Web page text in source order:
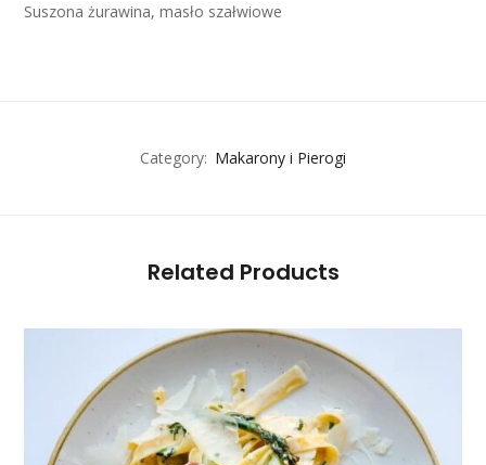
Suszona żurawina, masło szałwiowe
Category: Makarony i Pierogi
Related Products